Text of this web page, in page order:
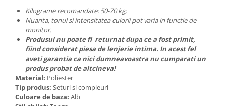
Kilograme recomandate: 50-70 kg;
Nuanta, tonul si intensitatea culorii pot varia in functie de
monitor.
Produsul nu poate fi returnat dupa ce a fost primit,
fiind considerat piesa de lenjerie intima. In acest fel
aveti garantia ca nici dumneavoastra nu cumparati un
produs probat de altcineva!
Material: Poliester
Tip produs: Seturi si compleuri
Culoare de baza: Alb